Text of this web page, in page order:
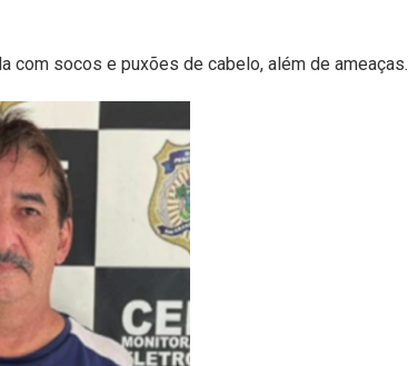
socos e puxões de cabelo, além de ameaças.